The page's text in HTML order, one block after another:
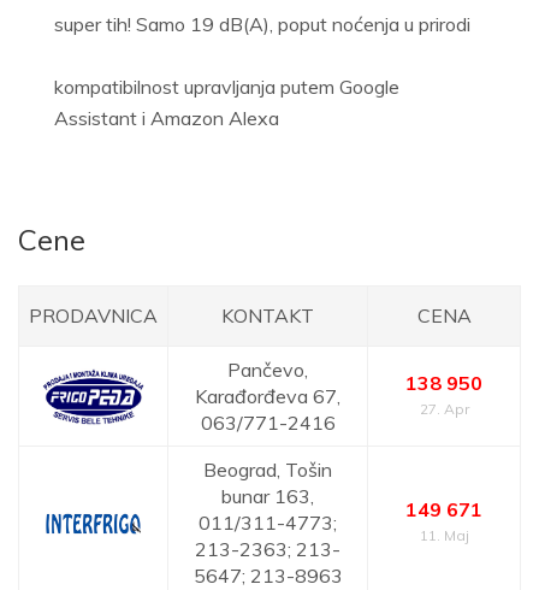
super tih! Samo 19 dB(A), poput noćenja u prirodi
kompatibilnost upravljanja putem Google
Assistant i Amazon Alexa
Cene
PRODAVNICA KONTAKT CENA
Pančevo,
Karađorđeva 67,
063/771-2416
138 950
27. Apr
Beograd, Tošin
bunar 163,
011/311-4773;
213-2363; 213-
5647; 213-8963
149 671
11. Maj